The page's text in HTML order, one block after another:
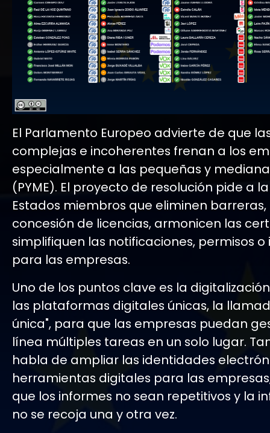
El Parlamento Europeo advierte de que
complejas e incoherentes frenan a los
especialmente a las pequeñas y
(PYME). El proyecto de resolución pide a la
Estados miembros que eliminen
concesión de licencias, armonicen las
simplifiquen las notificaciones, permisos
para las empresas.
Uno de los puntos clave es la
las plataformas digitales únicas, la
única", para que las empresas puedan
línea múltiples tareas en un solo lugar.
habla de ampliar las identidades
herramientas digitales para las
que los informes no sean repetitivos y la
no se recoja una y otra vez.